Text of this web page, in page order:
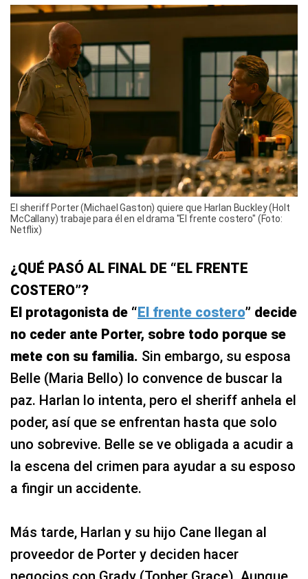
El sheriff Porter (Michael Gaston) quiere que Harlan Buckley (Holt
McCallany) trabaje para él en el drama "El frente costero" (Foto:
Netflix)
¿QUÉ PASÓ AL FINAL DE “EL FRENTE
COSTERO”?
El protagonista de “El frente costero” decide
no ceder ante Porter, sobre todo porque se
mete con su familia. Sin embargo, su esposa
Belle (Maria Bello) lo convence de buscar la
paz. Harlan lo intenta, pero el sheriff anhela el
poder, así que se enfrentan hasta que solo
uno sobrevive. Belle se ve obligada a acudir a
la escena del crimen para ayudar a su esposo
a fingir un accidente.
Más tarde, Harlan y su hijo Cane llegan al
proveedor de Porter y deciden hacer